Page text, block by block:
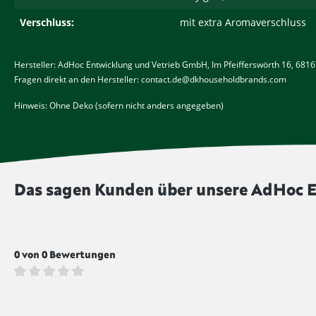
Verschluss:
mit extra Aromaverschluss
Hersteller: AdHoc Entwicklung und Vetrieb GmbH, Im Pfeifferswörth 16,
Fragen direkt an den Hersteller: contact.de@dkhouseholdbrands.com
Hinweis: Ohne Deko (sofern nicht anders angegeben)
Das sagen Kunden über unsere
0 von 0 Bewertungen